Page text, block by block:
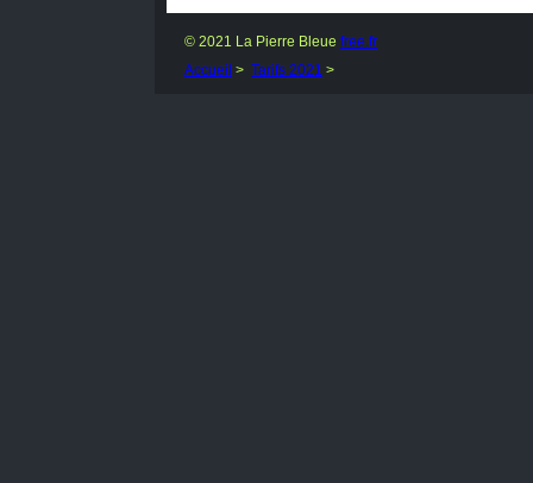
© 2021 La Pierre Bleue free.fr
Accueil > Tarifs 2021 >